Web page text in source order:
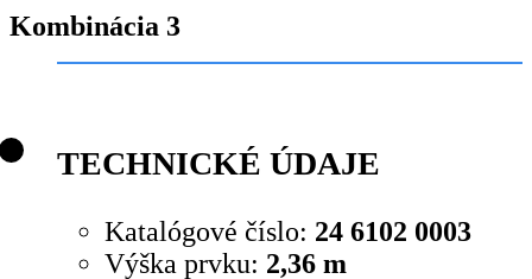
Kombinácia 3
TECHNICKÉ ÚDAJE
Katalógové číslo: 24 6102 0003
Výška prvku: 2,36 m